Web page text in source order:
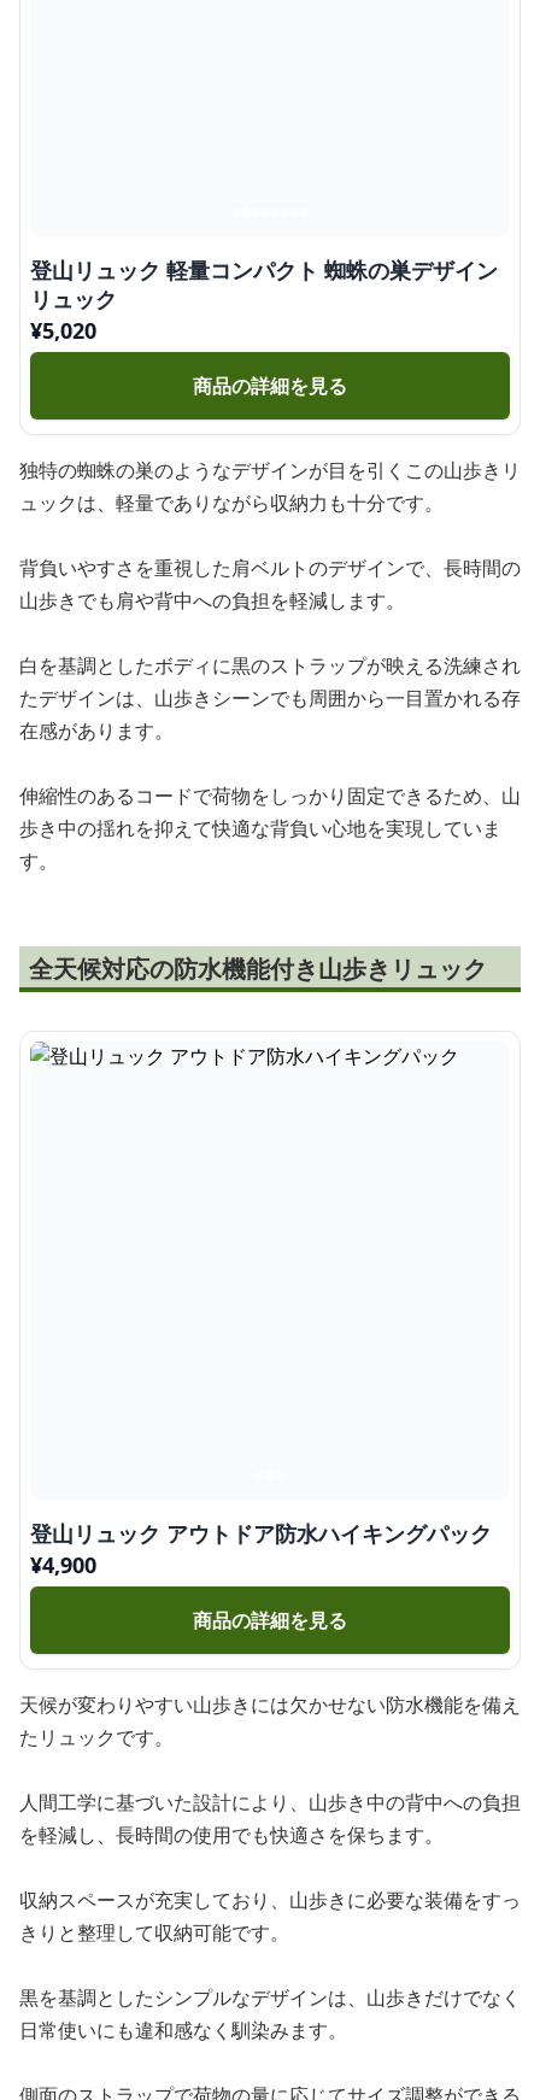
登山リュック 軽量コンパクト 蜘蛛の巣デザイン
リュック
¥5,020
商品の詳細を見る
独特の蜘蛛の巣のようなデザインが目を引くこの山歩きリ
ュックは、軽量でありながら収納力も十分です。
背負いやすさを重視した肩ベルトのデザインで、長時間の
山歩きでも肩や背中への負担を軽減します。
白を基調としたボディに黒のストラップが映える洗練され
たデザインは、山歩きシーンでも周囲から一目置かれる存
在感があります。
伸縮性のあるコードで荷物をしっかり固定できるため、山
歩き中の揺れを抑えて快適な背負い心地を実現していま
す。
全天候対応の防水機能付き山歩きリュック
登山リュック アウトドア防水ハイキングパック
¥4,900
商品の詳細を見る
天候が変わりやすい山歩きには欠かせない防水機能を備え
たリュックです。
人間工学に基づいた設計により、山歩き中の背中への負担
を軽減し、長時間の使用でも快適さを保ちます。
収納スペースが充実しており、山歩きに必要な装備をすっ
きりと整理して収納可能です。
黒を基調としたシンプルなデザインは、山歩きだけでなく
日常使いにも違和感なく馴染みます。